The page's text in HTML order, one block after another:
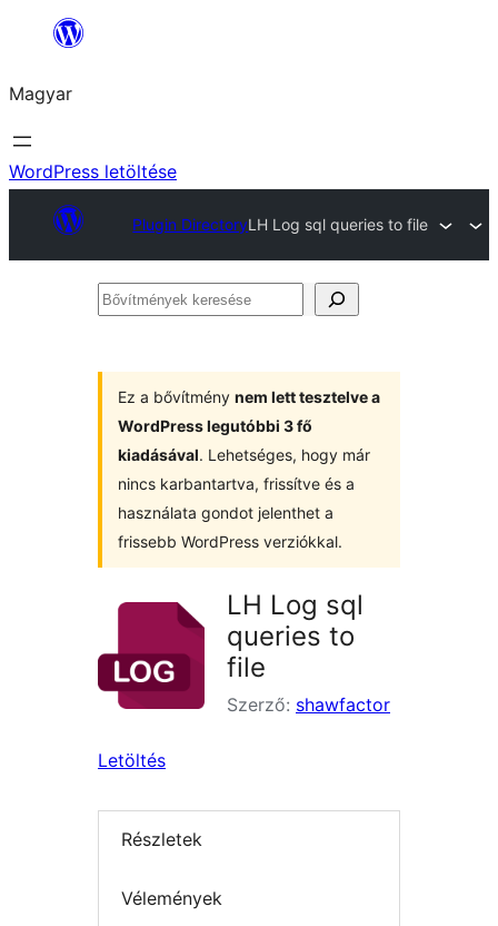
Ugrás
tartalomhoz
Magyar
WordPress letöltése
Plugin DirectoryLH Log sql queries to file
Bővítmények
Ez a bővítmény nem lett tesztelve a
WordPress legutóbbi 3 fő
kiadásával. Lehetséges, hogy már
nincs karbantartva, frissítve és a
használata gondot jelenthet a
frissebb WordPress verziókkal.
LH Log sql
queries to
file
Szerző: shawfactor
Letöltés
Részletek
Vélemények